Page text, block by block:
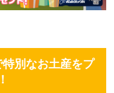
別なお土産をプ